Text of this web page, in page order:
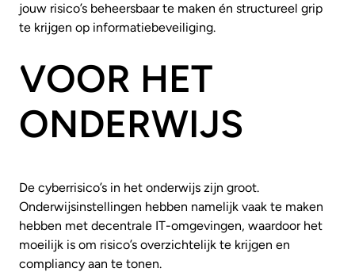
jouw risico’s beheersbaar te maken én structureel grip
te krijgen op informatiebeveiliging.
VOOR HET
ONDERWIJS
De cyberrisico’s in het onderwijs zijn groot.
Onderwijsinstellingen hebben namelijk vaak te maken
hebben met decentrale IT-omgevingen, waardoor het
moeilijk is om risico’s overzichtelijk te krijgen en
compliancy aan te tonen.